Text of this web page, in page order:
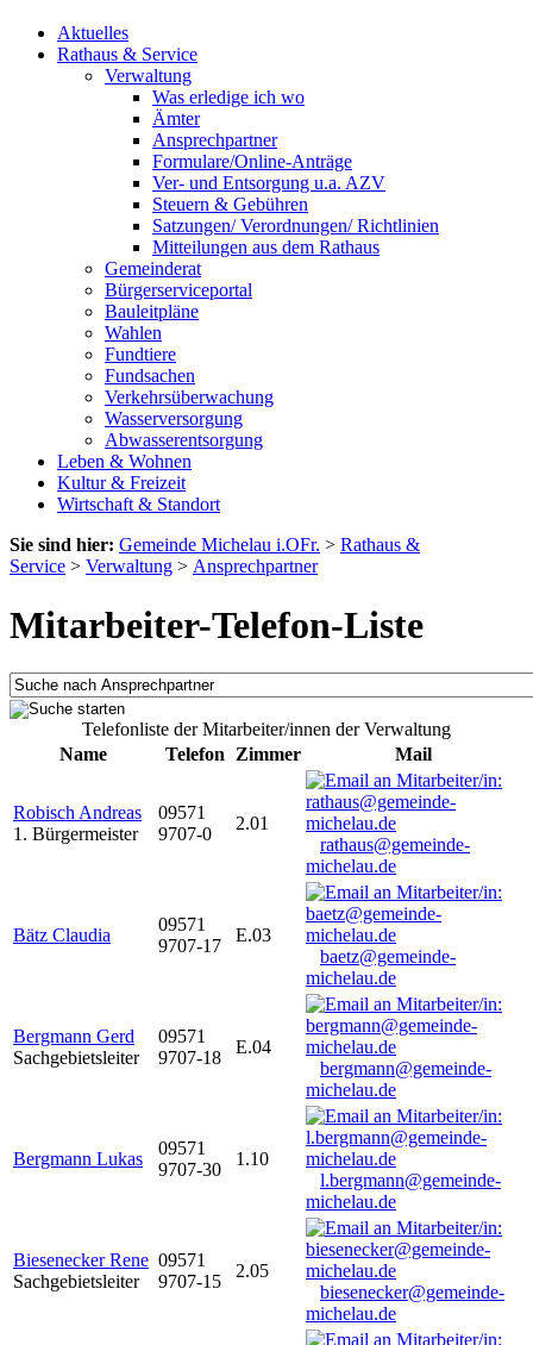
Aktuelles
Rathaus & Service
Verwaltung
Was erledige ich wo
Ämter
Ansprechpartner
Formulare/Online-Anträge
Ver- und Entsorgung u.a. AZV
Steuern & Gebühren
Satzungen/ Verordnungen/ Richtlinien
Mitteilungen aus dem Rathaus
Gemeinderat
Bürgerserviceportal
Bauleitpläne
Wahlen
Fundtiere
Fundsachen
Verkehrsüberwachung
Wasserversorgung
Abwasserentsorgung
Leben & Wohnen
Kultur & Freizeit
Wirtschaft & Standort
Sie sind hier: Gemeinde Michelau i.OFr. > Rathaus &
Service > Verwaltung > Ansprechpartner
Mitarbeiter-Telefon-Liste
Telefonliste der Mitarbeiter/innen der Verwaltung
Name
Telefon Zimmer Mail
Robisch Andreas
1. Bürgermeister
09571
9707-0
2.01
rathaus@gemeinde-
michelau.de
Bätz Claudia
09571
9707-17
E.03
baetz@gemeinde-
michelau.de
Bergmann Gerd
Sachgebietsleiter
09571
9707-18
E.04
bergmann@gemeinde-
michelau.de
Bergmann Lukas
09571
9707-30
1.10
l.bergmann@gemeinde-
michelau.de
Biesenecker Rene
Sachgebietsleiter
09571
9707-15
2.05
biesenecker@gemeinde-
michelau.de